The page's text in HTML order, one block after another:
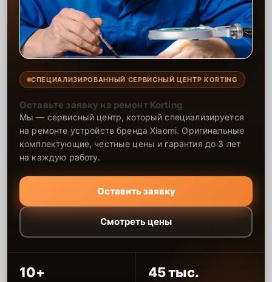
СПЕЦИАЛИЗИРОВАННЫЙ СЕРВИСНЫЙ ЦЕНТР KORTING
Оставьте заявку на ремонт Korting
Мы — сервисный центр, который специализируется
на ремонте устройств бренда Xiaomi. Оригинальные
комплектующие, честные цены и гарантия до 3 лет
на каждую работу.
Оставить заявку
Смотреть цены
10+ 45 тыс.